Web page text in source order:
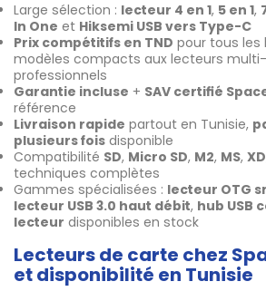
Large sélection : lecteur 4 en 1, 5 en 1,
In One et Hiksemi USB vers Type-C
Prix compétitifs en TND pour tous les
modèles compacts aux lecteurs
professionnels
Garantie incluse + SAV certifié
référence
Livraison rapide partout en Tunisie,
plusieurs fois disponible
Compatibilité SD, Micro SD, M2, MS, XD
techniques complètes
Gammes spécialisées : lecteur OTG
lecteur USB 3.0 haut débit, hub USB
lecteur disponibles en stock
Lecteurs de carte chez
et disponibilité en Tunisie